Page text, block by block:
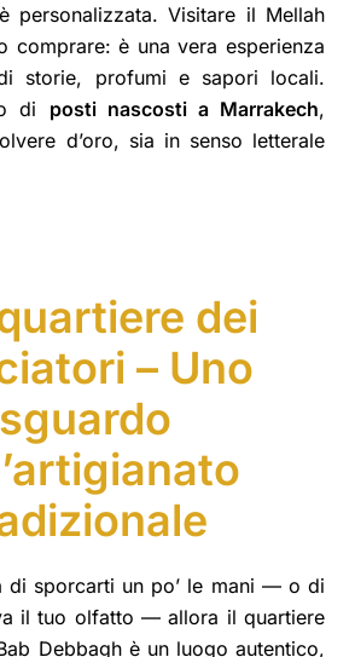
personalizzata. Visitare il Mellah
comprare: è una vera esperienza
storie, profumi e sapori locali.
di posti nascosti a Marrakech,
d’oro, sia in senso letterale
dei
– Uno
sguardo
di sporcarti un po’ le mani — o di
il tuo olfatto — allora il quartiere
Debbagh è un luogo autentico,